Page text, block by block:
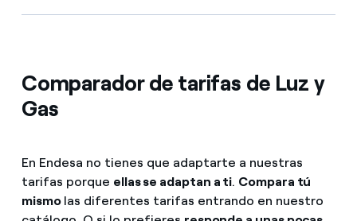
Comparador de tarifas de Luz y
Gas
En Endesa no tienes que adaptarte a nuestras
tarifas porque ellas se adaptan a ti. Compara tú
mismolas diferentes tarifas entrando en nuestro